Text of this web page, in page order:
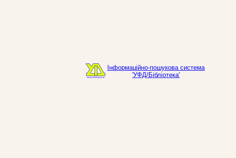
Інформаційно-пошукова система
'УФД/Бібліотека'